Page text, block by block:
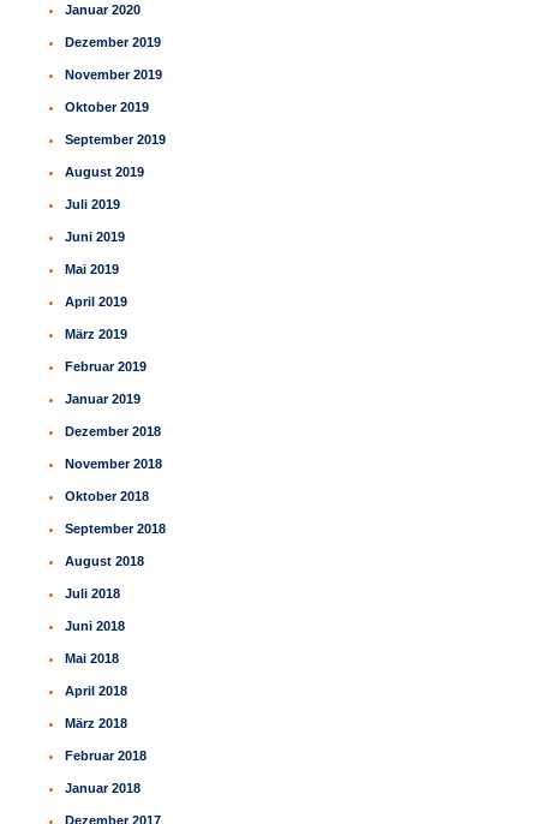
Januar 2020
Dezember 2019
November 2019
Oktober 2019
September 2019
August 2019
Juli 2019
Juni 2019
Mai 2019
April 2019
März 2019
Februar 2019
Januar 2019
Dezember 2018
November 2018
Oktober 2018
September 2018
August 2018
Juli 2018
Juni 2018
Mai 2018
April 2018
März 2018
Februar 2018
Januar 2018
Dezember 2017